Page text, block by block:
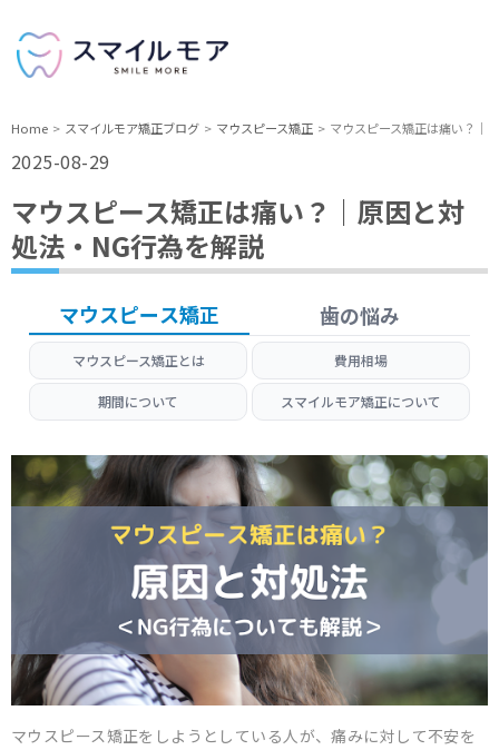
Home スマイルモア矯正ブログ マウスピース矯正 マウスピース矯正は痛い？｜
2025-08-29
マウスピース矯正は痛い？｜原因と対
処法・NG行為を解説
マウスピース矯正 歯の悩み
マウスピース矯正とは 費用相場
期間について スマイルモア矯正について
マウスピース矯正をしようとしている人が、痛みに対して不安を